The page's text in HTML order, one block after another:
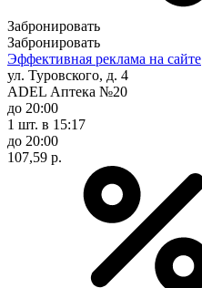
Забронировать
Забронировать
Эффективная реклама на сайте
ул. Туровского, д. 4
ADEL Аптека №20
до 20:00
1 шт. в 15:17
до 20:00
107,59 р.